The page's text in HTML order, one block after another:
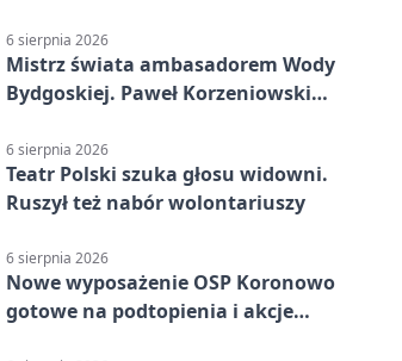
6 sierpnia 2026
Mistrz świata ambasadorem Wody
Bydgoskiej. Paweł Korzeniowski
6 sierpnia 2026
Teatr Polski szuka głosu widowni.
Ruszył też nabór wolontariuszy
6 sierpnia 2026
Nowe wyposażenie OSP Koronowo
gotowe na podtopienia i akcje